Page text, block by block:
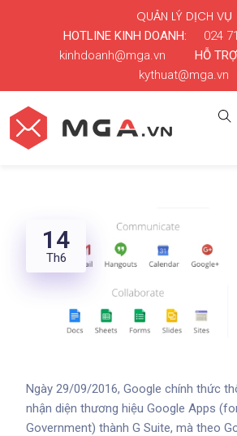
HOTLINE KINH DOANH: 024
kinhdoanh@mga.vn
HỖ
kythuat@mga.vn
QUẢN LÝ DỊCH VỤ
14
Th6
Ngày 29/09/2016, Google chính thức
nhận diện thương hiệu Google Apps
Government) thành G Suite, mà theo